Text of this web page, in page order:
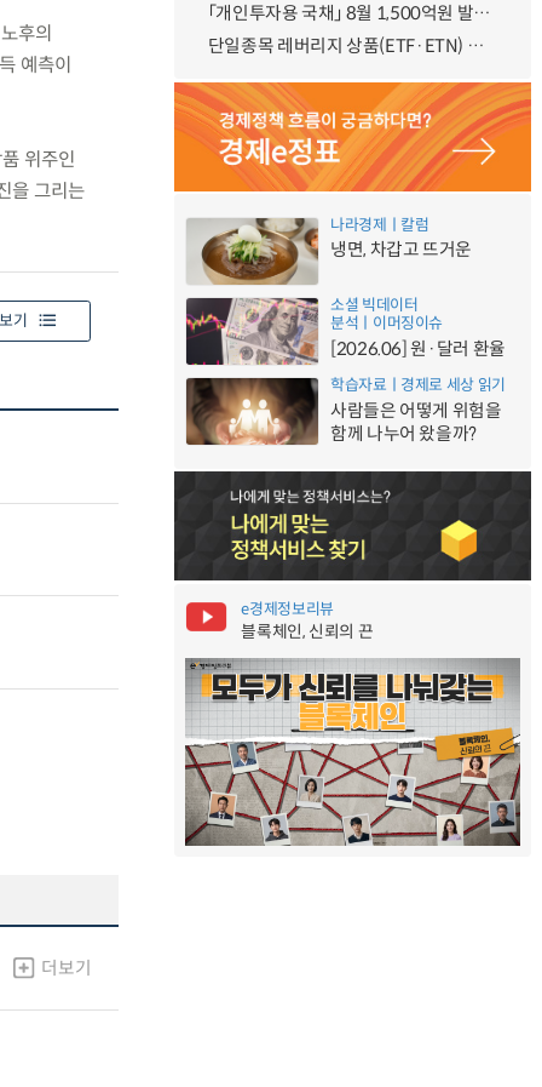
후의
예측이
위주인
을 그리는
기
더보기
「개인투자용 국채」 8월 1,500억원 발행 예정
단일종목 레버리지 상품(ETF·ETN) 기본예탁금 강화 조기시행 방안 안내
나라경제ㅣ칼럼
냉면, 차갑고 뜨거운
소셜 빅데이터
분석ㅣ이머징이슈
[2026.06] 원·달러 환율
학습자료ㅣ경제로 세상 읽기
사람들은 어떻게 위험을
함께 나누어 왔을까?
e경제정보리뷰
블록체인, 신뢰의 끈